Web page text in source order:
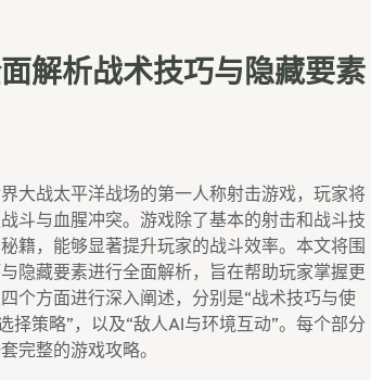
解析战术技巧与隐藏要素
大战太平洋战场的第一人称射击游戏，玩家将
斗与血腥冲突。游戏除了基本的射击和战斗技
籍，能够显著提升玩家的战斗效率。本文将围
隐藏要素进行全面解析，旨在帮助玩家掌握更
个方面进行深入阐述，分别是“战术技巧与使
择策略”，以及“敌人AI与环境互动”。每个部分
完整的游戏攻略。